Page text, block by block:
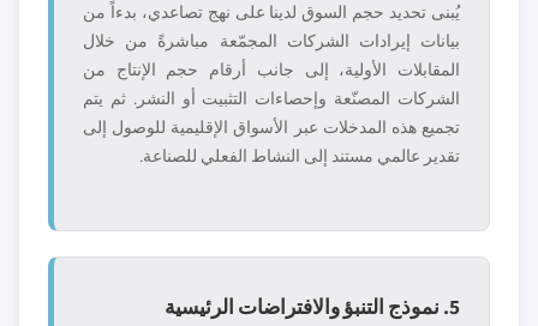
يُبنى تحديد حجم السوق لدينا على نهج تصاعدي، بدءاً من
بيانات إيرادات الشركات المجمّعة مباشرةً من خلال
المقابلات الأولية، إلى جانب أرقام حجم الإنتاج من
الشركات المصنّعة وإحصاءات التثبيت أو النشر. ثم يتم
تجميع هذه المدخلات عبر الأسواق الإقليمية للوصول إلى
تقدير عالمي مستند إلى النشاط الفعلي للصناعة.
5. نموذج التنبؤ والافتراضات الرئيسية